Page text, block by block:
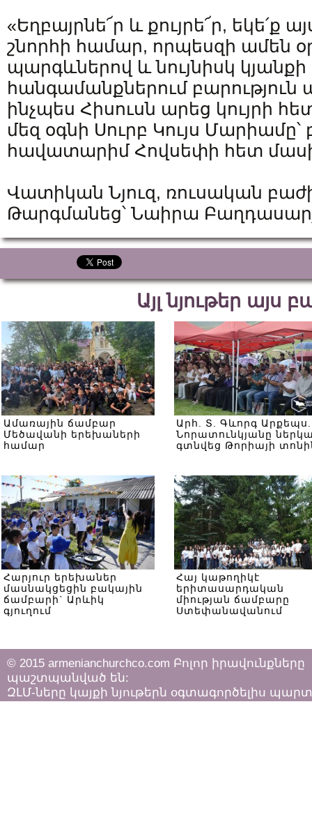
«Եղբայրնե՜ր և քույրե՜ր, եկե՛ք
շնորհի համար, որպեսզի ամեն
պարգևներով և նույնիսկ
հանգամանքներում բարություն
ինչպես Հիսուսն արեց կույրի
մեզ օգնի Սուրբ Կույս
հավատարիմ Հովսեփի հետ
Վատիկան Նյուզ, ռուսական
Թարգմանեց՝ Նաիրա
Այլ նյութեր այս
Ամառային ճամբար
Մեծավանի երեխաների
համար
Արհ. Տ. Գևորգ Արքեպս.
Նորատունկյանը
գտնվեց Թորիայի
Հարյուր երեխաներ
մասնակցեցին բակային
ճամբարի` Արևիկ
գյուղում
Հայ կաթողիկէ
երիտասարդական
միության ճամբարը
Ստեփանավանում
© 2015 armenianchurchco.com Բոլոր իրավունքները
պաշտպանված են:
ԶԼՄ-ները կայքի նյութերն օգտագործելիս